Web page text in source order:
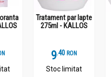
Tratament par lapte
275ml - KALLOS
9.4 RON
Stoc limitat